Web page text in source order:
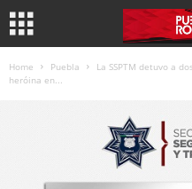
Home Puebla
La SSPTM detuvo a
heróina en...